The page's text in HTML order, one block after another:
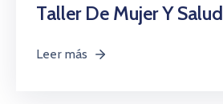
Taller De Mujer Y Salud
Leer más